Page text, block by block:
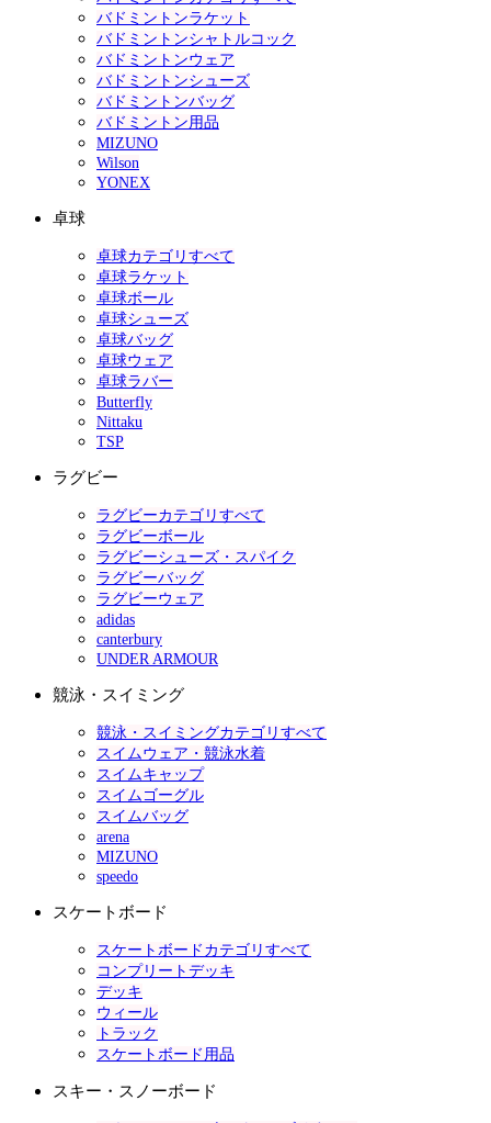
バドミントンラケット
バドミントンシャトルコック
バドミントンウェア
バドミントンシューズ
バドミントンバッグ
バドミントン用品
MIZUNO
Wilson
YONEX
卓球
卓球カテゴリすべて
卓球ラケット
卓球ボール
卓球シューズ
卓球バッグ
卓球ウェア
卓球ラバー
Butterfly
Nittaku
TSP
ラグビー
ラグビーカテゴリすべて
ラグビーボール
ラグビーシューズ・スパイク
ラグビーバッグ
ラグビーウェア
adidas
canterbury
UNDER ARMOUR
競泳・スイミング
競泳・スイミングカテゴリすべて
スイムウェア・競泳水着
スイムキャップ
スイムゴーグル
スイムバッグ
arena
MIZUNO
speedo
スケートボード
スケートボードカテゴリすべて
コンプリートデッキ
デッキ
ウィール
トラック
スケートボード用品
スキー・スノーボード